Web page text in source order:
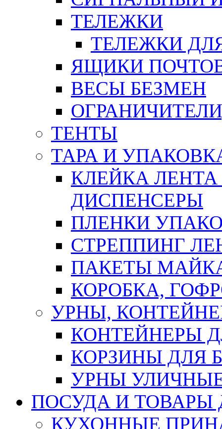
ТЕЛЕЖКИ
ТЕЛЕЖКИ
ЯЩИКИ
ВЕСЫ БЕЗМЕН
ТЕНТЫ
ТАРА И
КЛЕЙКА
ДИСПЕНСЕРЫ
ПЛЕНКИ
СТРЕППИНГ
ПАКЕТЫ
КОРОБКА,
УРНЫ,
КОНТЕЙНЕРЫ
КОРЗИНЫ ДЛЯ
УРНЫ
ПОСУДА И ТОВАРЫ
КУХОННЫЕ